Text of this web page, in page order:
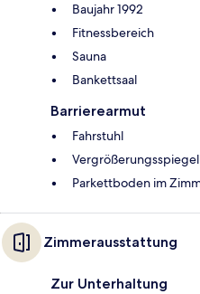
Baujahr 1992
Fitnessbereich
Sauna
Bankettsaal
Barrierearmut
Fahrstuhl
Vergrößerungsspiegel
Parkettboden im
Zimmerausstattung
Zur Unterhaltung